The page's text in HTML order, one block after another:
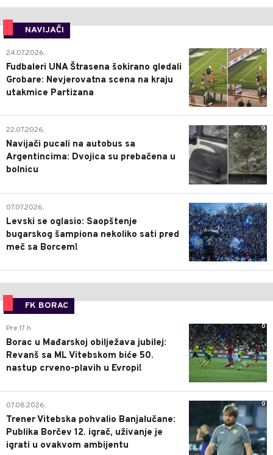
NAVIJAČI
0
24.07.2026.
Fudbaleri UNA Štrasena šokirano gledali
Grobare: Nevjerovatna scena na kraju
utakmice Partizana
0
22.07.2026.
Navijači pucali na autobus sa
Argentincima: Dvojica su prebačena u
bolnicu
1
07.07.2026.
Levski se oglasio: Saopštenje
bugarskog šampiona nekoliko sati pred
meč sa Borcem!
FK BORAC
0
Pre 17 h
Borac u Mađarskoj obilježava jubilej:
Revanš sa ML Vitebskom biće 50.
nastup crveno-plavih u Evropi!
0
07.08.2026.
Trener Vitebska pohvalio Banjalučane:
Publika Borčev 12. igrač, uživanje je
igrati u ovakvom ambijentu